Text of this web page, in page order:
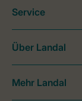
Service
Über Landal
Mehr Landal